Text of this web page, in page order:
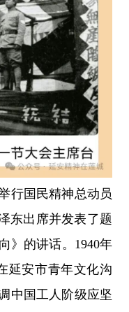
行国民精神总动员
东出席并发表了题
》的讲话。1940年
延安市青年文化沟
中国工人阶级应坚